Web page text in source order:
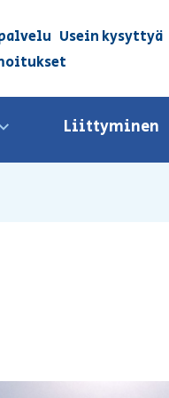
Usein kysyttyä
Avaa valikkoLiittyminen